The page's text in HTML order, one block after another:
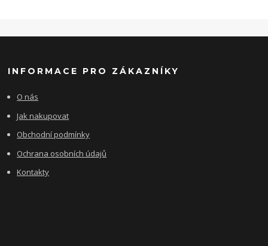
INFORMACE PRO ZÁKAZNÍKY
O nás
Jak nakupovat
Obchodní podmínky
Ochrana osobních údajů
Kontakty